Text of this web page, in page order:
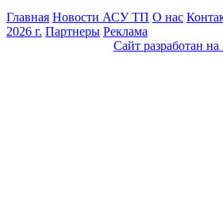
Главная Новости АСУ ТП О нас
2026 г. Партнеры Реклама
Сайт разработан